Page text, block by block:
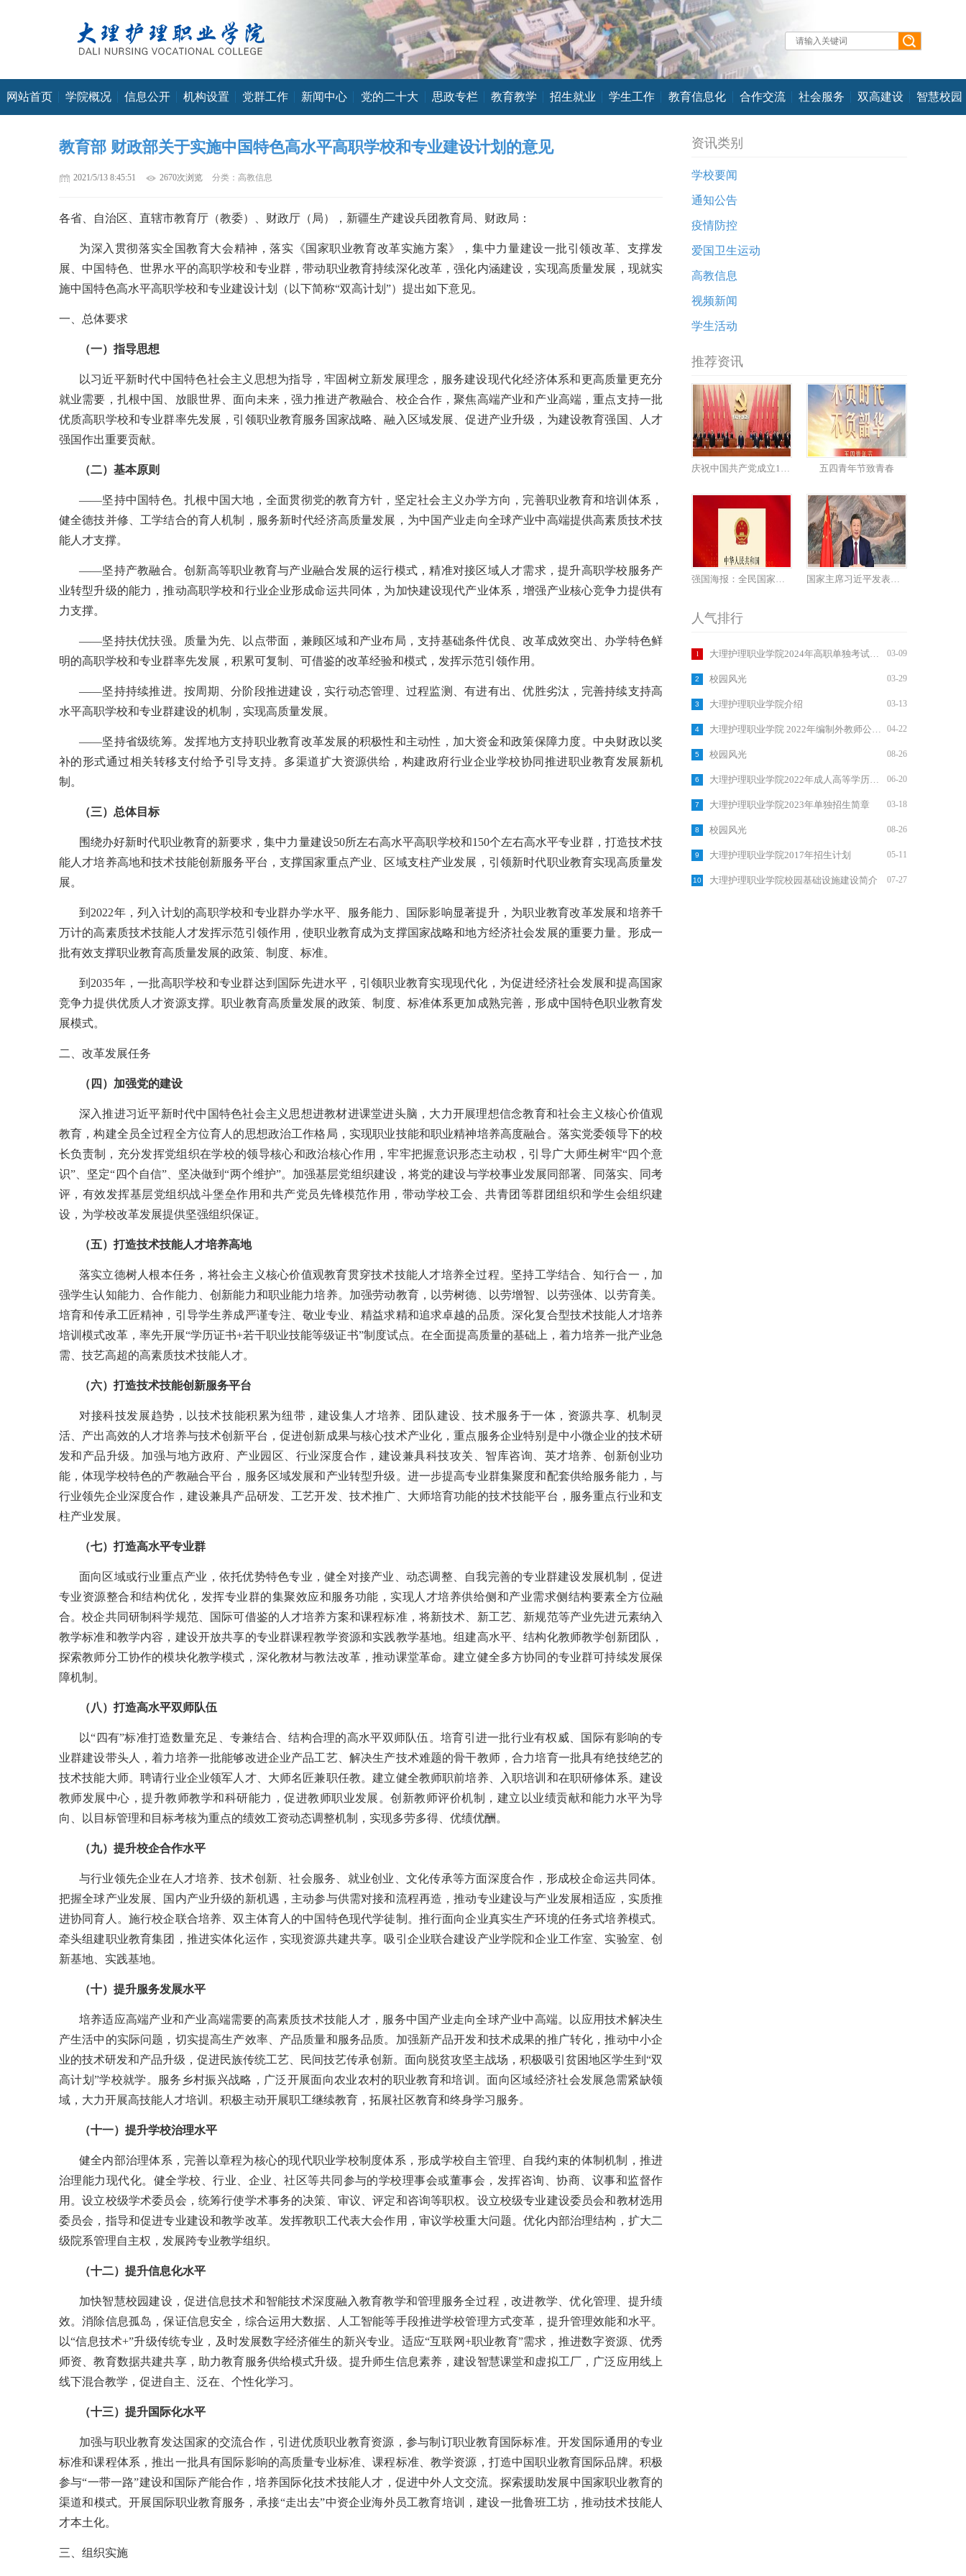
网站首页 学院概况 信息公开 机构设置 党群工作 新闻中心 党的二十大 思政专栏 教育教学 招生就业 学生工作 教育信息化 合作交流 社会服务 双高建设 智慧校园
资讯类别
学校要闻
通知公告
疫情防控
爱国卫生运动
高教信息
视频新闻
学生活动
推荐资讯
庆祝中国共产党成立105周年大会在京隆重举行 五四青年节致青春
强国海报：全民国家安全教育日 国家主席习近平发表二〇二六年新年贺词
人气排行
03-09
1 大理护理职业学院2024年高职单独考试招生考生须知
03-29
2 校园风光
03-13
3 大理护理职业学院介绍
04-22
4 大理护理职业学院 2022年编制外教师公开招聘考试考生须知
08-26
5 校园风光
06-20
6 大理护理职业学院2022年成人高等学历教育招生简章
03-18
7 大理护理职业学院2023年单独招生简章
08-26
8 校园风光
05-11
9 大理护理职业学院2017年招生计划
07-27
10 大理护理职业学院校园基础设施建设简介
教育部 财政部关于实施中国特色高水平高职学校和专业建设计划的意见
2021/5/13 8:45:51 2670次浏览 分类：高教信息
各省、自治区、直辖市教育厅（教委）、财政厅（局），新疆生产建设兵团教育局、财政局：
为深入贯彻落实全国教育大会精神，落实《国家职业教育改革实施方案》，集中力量建设一批引领改革、支撑发
展、中国特色、世界水平的高职学校和专业群，带动职业教育持续深化改革，强化内涵建设，实现高质量发展，现就实
施中国特色高水平高职学校和专业建设计划（以下简称“双高计划”）提出如下意见。
一、总体要求
（一）指导思想
以习近平新时代中国特色社会主义思想为指导，牢固树立新发展理念，服务建设现代化经济体系和更高质量更充分
就业需要，扎根中国、放眼世界、面向未来，强力推进产教融合、校企合作，聚焦高端产业和产业高端，重点支持一批
优质高职学校和专业群率先发展，引领职业教育服务国家战略、融入区域发展、促进产业升级，为建设教育强国、人才
强国作出重要贡献。
（二）基本原则
——坚持中国特色。扎根中国大地，全面贯彻党的教育方针，坚定社会主义办学方向，完善职业教育和培训体系，
健全德技并修、工学结合的育人机制，服务新时代经济高质量发展，为中国产业走向全球产业中高端提供高素质技术技
能人才支撑。
——坚持产教融合。创新高等职业教育与产业融合发展的运行模式，精准对接区域人才需求，提升高职学校服务产
业转型升级的能力，推动高职学校和行业企业形成命运共同体，为加快建设现代产业体系，增强产业核心竞争力提供有
力支撑。
——坚持扶优扶强。质量为先、以点带面，兼顾区域和产业布局，支持基础条件优良、改革成效突出、办学特色鲜
明的高职学校和专业群率先发展，积累可复制、可借鉴的改革经验和模式，发挥示范引领作用。
——坚持持续推进。按周期、分阶段推进建设，实行动态管理、过程监测、有进有出、优胜劣汰，完善持续支持高
水平高职学校和专业群建设的机制，实现高质量发展。
——坚持省级统筹。发挥地方支持职业教育改革发展的积极性和主动性，加大资金和政策保障力度。中央财政以奖
补的形式通过相关转移支付给予引导支持。多渠道扩大资源供给，构建政府行业企业学校协同推进职业教育发展新机
制。
（三）总体目标
围绕办好新时代职业教育的新要求，集中力量建设50所左右高水平高职学校和150个左右高水平专业群，打造技术技
能人才培养高地和技术技能创新服务平台，支撑国家重点产业、区域支柱产业发展，引领新时代职业教育实现高质量发
展。
到 2022年，列入计划的高职学校和专业群办学水平、服务能力、国际影响显著提升，为职业教育改革发展和培养千
万计的高素质技术技能人才发挥示范引领作用，使职业教育成为支撑国家战略和地方经济社会发展的重要力量。形成一
批有效支撑职业教育高质量发展的政策、制度、标准。
到 2035年，一批高职学校和专业群达到国际先进水平，引领职业教育实现现代化，为促进经济社会发展和提高国家
竞争力提供优质人才资源支撑。职业教育高质量发展的政策、制度、标准体系更加成熟完善，形成中国特色职业教育发
展模式。
二、改革发展任务
（四）加强党的建设
深入推进习近平新时代中国特色社会主义思想进教材进课堂进头脑，大力开展理想信念教育和社会主义核心价值观
教育，构建全员全过程全方位育人的思想政治工作格局，实现职业技能和职业精神培养高度融合。落实党委领导下的校
长负责制，充分发挥党组织在学校的领导核心和政治核心作用，牢牢把握意识形态主动权，引导广大师生树牢“四个意
识”、坚定“四个自信”、坚决做到“两个维护”。加强基层党组织建设，将党的建设与学校事业发展同部署、同落实、同考
评，有效发挥基层党组织战斗堡垒作用和共产党员先锋模范作用，带动学校工会、共青团等群团组织和学生会组织建
设，为学校改革发展提供坚强组织保证。
（五）打造技术技能人才培养高地
落实立德树人根本任务，将社会主义核心价值观教育贯穿技术技能人才培养全过程。坚持工学结合、知行合一，加
强学生认知能力、合作能力、创新能力和职业能力培养。加强劳动教育，以劳树德、以劳增智、以劳强体、以劳育美。
培育和传承工匠精神，引导学生养成严谨专注、敬业专业、精益求精和追求卓越的品质。深化复合型技术技能人才培养
培训模式改革，率先开展“学历证书+若干职业技能等级证书”制度试点。在全面提高质量的基础上，着力培养一批产业急
需、技艺高超的高素质技术技能人才。
（六）打造技术技能创新服务平台
对接科技发展趋势，以技术技能积累为纽带，建设集人才培养、团队建设、技术服务于一体，资源共享、机制灵
活、产出高效的人才培养与技术创新平台，促进创新成果与核心技术产业化，重点服务企业特别是中小微企业的技术研
发和产品升级。加强与地方政府、产业园区、行业深度合作，建设兼具科技攻关、智库咨询、英才培养、创新创业功
能，体现学校特色的产教融合平台，服务区域发展和产业转型升级。进一步提高专业群集聚度和配套供给服务能力，与
行业领先企业深度合作，建设兼具产品研发、工艺开发、技术推广、大师培育功能的技术技能平台，服务重点行业和支
柱产业发展。
（七）打造高水平专业群
面向区域或行业重点产业，依托优势特色专业，健全对接产业、动态调整、自我完善的专业群建设发展机制，促进
专业资源整合和结构优化，发挥专业群的集聚效应和服务功能，实现人才培养供给侧和产业需求侧结构要素全方位融
合。校企共同研制科学规范、国际可借鉴的人才培养方案和课程标准，将新技术、新工艺、新规范等产业先进元素纳入
教学标准和教学内容，建设开放共享的专业群课程教学资源和实践教学基地。组建高水平、结构化教师教学创新团队，
探索教师分工协作的模块化教学模式，深化教材与教法改革，推动课堂革命。建立健全多方协同的专业群可持续发展保
障机制。
（八）打造高水平双师队伍
以“四有”标准打造数量充足、专兼结合、结构合理的高水平双师队伍。培育引进一批行业有权威、国际有影响的专
业群建设带头人，着力培养一批能够改进企业产品工艺、解决生产技术难题的骨干教师，合力培育一批具有绝技绝艺的
技术技能大师。聘请行业企业领军人才、大师名匠兼职任教。建立健全教师职前培养、入职培训和在职研修体系。建设
教师发展中心，提升教师教学和科研能力，促进教师职业发展。创新教师评价机制，建立以业绩贡献和能力水平为导
向、以目标管理和目标考核为重点的绩效工资动态调整机制，实现多劳多得、优绩优酬。
（九）提升校企合作水平
与行业领先企业在人才培养、技术创新、社会服务、就业创业、文化传承等方面深度合作，形成校企命运共同体。
把握全球产业发展、国内产业升级的新机遇，主动参与供需对接和流程再造，推动专业建设与产业发展相适应，实质推
进协同育人。施行校企联合培养、双主体育人的中国特色现代学徒制。推行面向企业真实生产环境的任务式培养模式。
牵头组建职业教育集团，推进实体化运作，实现资源共建共享。吸引企业联合建设产业学院和企业工作室、实验室、创
新基地、实践基地。
（十）提升服务发展水平
培养适应高端产业和产业高端需要的高素质技术技能人才，服务中国产业走向全球产业中高端。以应用技术解决生
产生活中的实际问题，切实提高生产效率、产品质量和服务品质。加强新产品开发和技术成果的推广转化，推动中小企
业的技术研发和产品升级，促进民族传统工艺、民间技艺传承创新。面向脱贫攻坚主战场，积极吸引贫困地区学生到 “双
高计划”学校就学。服务乡村振兴战略，广泛开展面向农业农村的职业教育和培训。面向区域经济社会发展急需紧缺领
域，大力开展高技能人才培训。积极主动开展职工继续教育，拓展社区教育和终身学习服务。
（十一）提升学校治理水平
健全内部治理体系，完善以章程为核心的现代职业学校制度体系，形成学校自主管理、自我约束的体制机制，推进
治理能力现代化。健全学校、行业、企业、社区等共同参与的学校理事会或董事会，发挥咨询、协商、议事和监督作
用。设立校级学术委员会，统筹行使学术事务的决策、审议、评定和咨询等职权。设立校级专业建设委员会和教材选用
委员会，指导和促进专业建设和教学改革。发挥教职工代表大会作用，审议学校重大问题。优化内部治理结构，扩大二
级院系管理自主权，发展跨专业教学组织。
（十二）提升信息化水平
加快智慧校园建设，促进信息技术和智能技术深度融入教育教学和管理服务全过程，改进教学、优化管理、提升绩
效。消除信息孤岛，保证信息安全，综合运用大数据、人工智能等手段推进学校管理方式变革，提升管理效能和水平。
以“信息技术+”升级传统专业，及时发展数字经济催生的新兴专业。适应“互联网+职业教育”需求，推进数字资源、优秀
师资、教育数据共建共享，助力教育服务供给模式升级。提升师生信息素养，建设智慧课堂和虚拟工厂，广泛应用线上
线下混合教学，促进自主、泛在、个性化学习。
（十三）提升国际化水平
加强与职业教育发达国家的交流合作，引进优质职业教育资源，参与制订职业教育国际标准。开发国际通用的专业
标准和课程体系，推出一批具有国际影响的高质量专业标准、课程标准、教学资源，打造中国职业教育国际品牌。积极
参与“一带一路”建设和国际产能合作，培养国际化技术技能人才，促进中外人文交流。探索援助发展中国家职业教育的
渠道和模式。开展国际职业教育服务，承接“走出去”中资企业海外员工教育培训，建设一批鲁班工坊，推动技术技能人
才本土化。
三、组织实施